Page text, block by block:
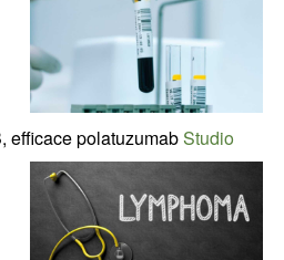
efficace polatuzumabStudio